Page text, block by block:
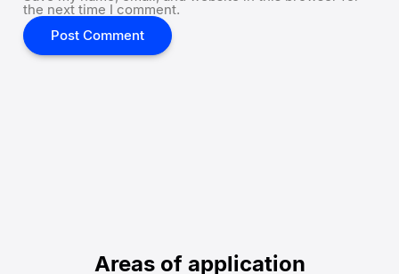
the next time I comment.
Areas of application